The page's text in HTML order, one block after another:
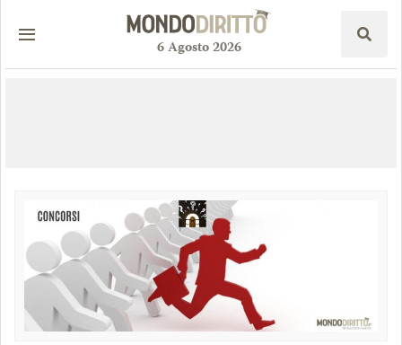
6Agosto2026